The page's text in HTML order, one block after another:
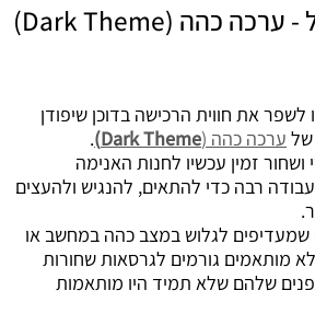
עברנו לצד האפל - ערכה כהה (Dark Theme)
את חווית הרכישה בדוכן שיפודן
ערכה כהה (Dark Theme)
.
זמין עכשיו לחנות האנימה
רבה כדי להתאים, להנגיש ולהעצים
שמעדיפים לגלוש במצב כהה במחשב או
מותאמים גורמים לגרסאות שחורות
שלהם שלא תמיד היו מותאמות